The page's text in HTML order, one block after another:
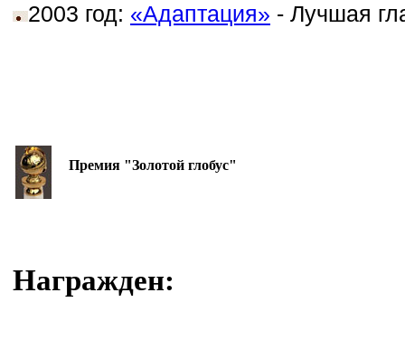
2003 год: «Адаптация» - Лучшая
Премия "Золотой глобус"
Награжден: